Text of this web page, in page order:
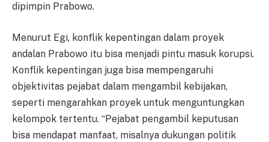
dipimpin Prabowo.
Menurut Egi, konflik kepentingan dalam proyek
andalan Prabowo itu bisa menjadi pintu masuk korupsi.
Konflik kepentingan juga bisa mempengaruhi
objektivitas pejabat dalam mengambil kebijakan,
seperti mengarahkan proyek untuk menguntungkan
kelompok tertentu. “Pejabat pengambil keputusan
bisa mendapat manfaat, misalnya dukungan politik